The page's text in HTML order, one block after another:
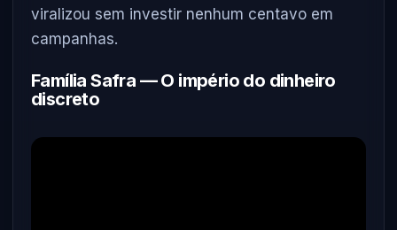
viralizou sem investir nenhum centavo em
campanhas.
Família Safra — O império do dinheiro
discreto